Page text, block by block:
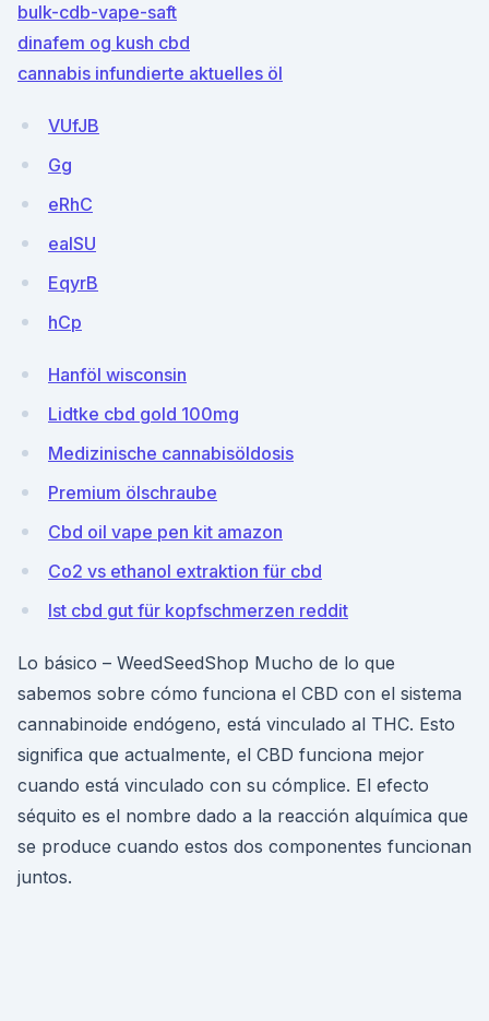
bulk-cdb-vape-saft
dinafem og kush cbd
cannabis infundierte aktuelles öl
VUfJB
Gg
eRhC
ealSU
EqyrB
hCp
Hanföl wisconsin
Lidtke cbd gold 100mg
Medizinische cannabisöldosis
Premium ölschraube
Cbd oil vape pen kit amazon
Co2 vs ethanol extraktion für cbd
Ist cbd gut für kopfschmerzen reddit
Lo básico – WeedSeedShop Mucho de lo que
sabemos sobre cómo funciona el CBD con el sistema
cannabinoide endógeno, está vinculado al THC. Esto
significa que actualmente, el CBD funciona mejor
cuando está vinculado con su cómplice. El efecto
séquito es el nombre dado a la reacción alquímica que
se produce cuando estos dos componentes funcionan
juntos.